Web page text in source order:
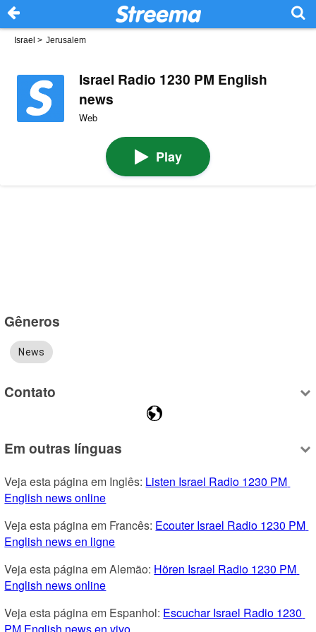
Israel > Jerusalem
Israel Radio 1230 PM English
news
Web
Play
Gêneros
News
Contato
Em outras línguas
Veja esta página em Inglês: Listen Israel Radio 1230 PM
English news online
Veja esta página em Francês: Ecouter Israel Radio 1230 PM
English news en ligne
Veja esta página em Alemão: Hören Israel Radio 1230 PM
English news online
Veja esta página em Espanhol: Escuchar Israel Radio 1230
PM English news en vivo